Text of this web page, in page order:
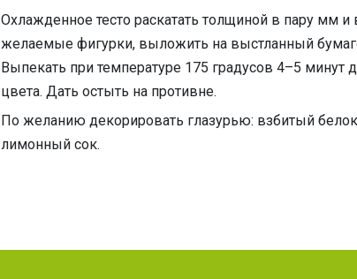
Охлажденное тесто раскатать толщиной в пару мм и
желаемые фигурки, выложить на выстланный
Выпекать при температуре 175 градусов 4–5 минут
цвета. Дать остыть на противне.
По желанию декорировать глазурью: взбитый
лимонный сок.